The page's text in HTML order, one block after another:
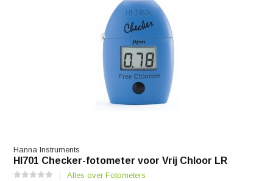
Hanna Instruments
HI701 Checker-fotometer voor Vrij Chloor LR
Alles over Fotometers